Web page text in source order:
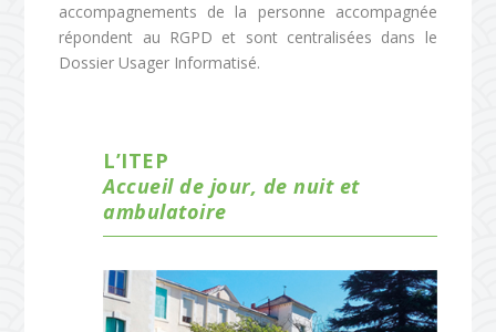
accompagnements de la personne accompagnée
répondent au RGPD et sont centralisées dans le
Dossier Usager Informatisé.
L’ITEP
Accueil de jour, de nuit et
ambulatoire